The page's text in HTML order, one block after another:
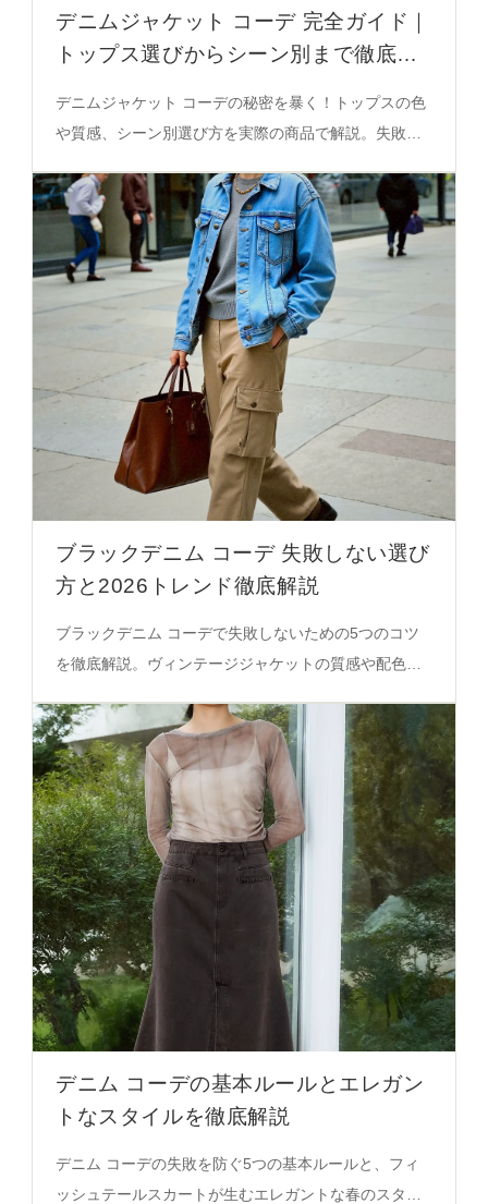
デニムジャケット コーデ 完全ガイド｜
トップス選びからシーン別まで徹底解
デニムジャケット コーデの秘密を暴く！トップスの色
や質感、シーン別選び方を実際の商品で解説。失敗し
ブラックデニム コーデ 失敗しない選び
方と2026トレンド徹底解説
ブラックデニム コーデで失敗しないための5つのコツ
を徹底解説。ヴィンテージジャケットの質感や配色の
こなしに活かせる知識を必見。
デニム コーデの基本ルールとエレガン
トなスタイルを徹底解説
デニム コーデの失敗を防ぐ5つの基本ルールと、フィ
ッシュテールスカートが生むエレガントな春のスタイ